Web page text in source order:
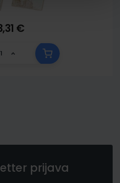
prijava